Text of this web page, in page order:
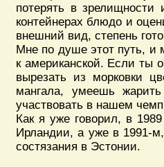
потерять в зрелищности
контейнерах блюдо и
внешний вид, степень
Мне по душе этот путь, и
к американской. Если ты
вырезать из морковки
мангала, умеешь
участвовать в нашем
Как я уже говорил, в
Ирландии, а уже в 1991-
состязания в Эстонии.